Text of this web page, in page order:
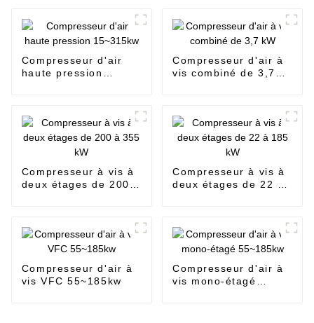
Compresseur d'air
haute pression
Compresseur d'air à
vis combiné de 3,7
Compresseur à vis à
deux étages de 200 à
Compresseur à vis à
deux étages de 22 à
Compresseur d'air à
vis VFC 55~185kw
Compresseur d'air à
vis mono-étagé